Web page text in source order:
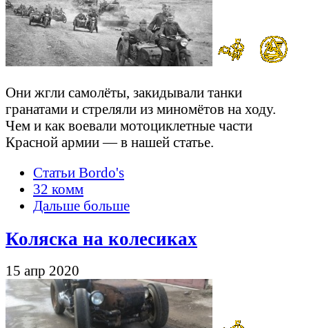
Они жгли самолёты, закидывали танки
гранатами и стреляли из миномётов на ходу.
Чем и как воевали мотоциклетные части
Красной армии — в нашей статье.
Статьи Bordo's
32 комм
Дальше больше
Коляска на колесиках
15 апр 2020